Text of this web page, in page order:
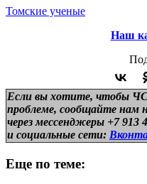
Томские ученые
Наш
Если вы хотите, чтобы
проблеме, сообщайте нам
через мессенджеры +7 913
и социальные сети:
Еще по теме: